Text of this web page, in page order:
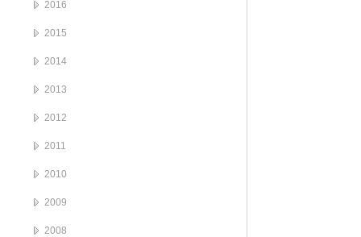
2016
2015
2014
2013
2012
2011
2010
2009
2008